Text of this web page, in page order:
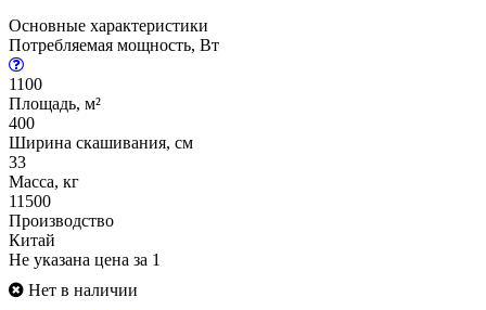
Основные характеристики
Потребляемая мощность, Вт
1100
Площадь, м²
400
Ширина скашивания, см
33
Масса, кг
11500
Производство
Китай
Не указана цена за 1
Нет в наличии